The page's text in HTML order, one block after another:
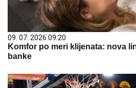
09. 07. 2026 09:20
Komfor po meri klijenata: nova
banke